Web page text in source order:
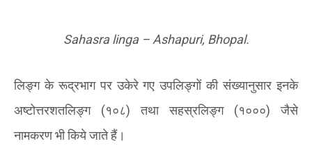
Sahasra linga – Ashapuri, Bhopal.
लिङ्ग के रूद्रभाग पर उकेरे गए उपलिङ्गों की संख्यानुसार इनके
अष्टोत्तरशतलिङ्ग (१०८)तथा सहस्रलिङ्ग (१०००)जैसे
नामकरण भी किये जाते हैं।